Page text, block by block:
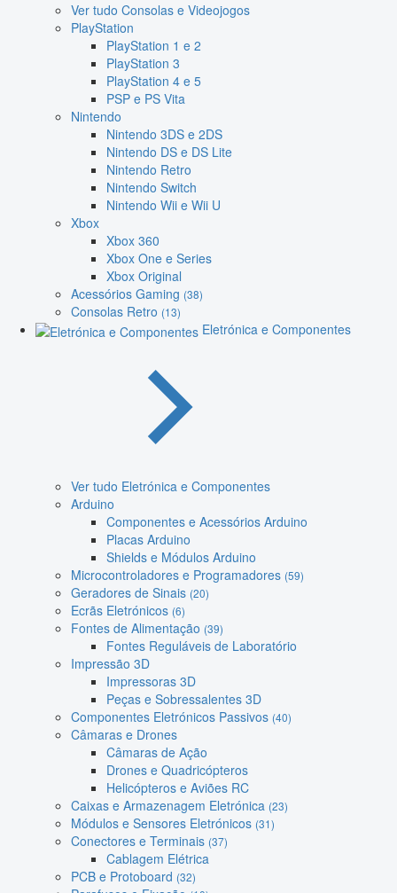
Ver tudo Consolas e Videojogos
PlayStation
PlayStation 1 e 2
PlayStation 3
PlayStation 4 e 5
PSP e PS Vita
Nintendo
Nintendo 3DS e 2DS
Nintendo DS e DS Lite
Nintendo Retro
Nintendo Switch
Nintendo Wii e Wii U
Xbox
Xbox 360
Xbox One e Series
Xbox Original
Acessórios Gaming (38)
Consolas Retro (13)
Eletrónica e Componentes
Ver tudo Eletrónica e Componentes
Arduino
Componentes e Acessórios Arduino
Placas Arduino
Shields e Módulos Arduino
Microcontroladores e Programadores (59)
Geradores de Sinais (20)
Ecrãs Eletrónicos (6)
Fontes de Alimentação (39)
Fontes Reguláveis de Laboratório
Impressão 3D
Impressoras 3D
Peças e Sobressalentes 3D
Componentes Eletrónicos Passivos (40)
Câmaras e Drones
Câmaras de Ação
Drones e Quadricópteros
Helicópteros e Aviões RC
Caixas e Armazenagem Eletrónica (23)
Módulos e Sensores Eletrónicos (31)
Conectores e Terminais (37)
Cablagem Elétrica
PCB e Protoboard (32)